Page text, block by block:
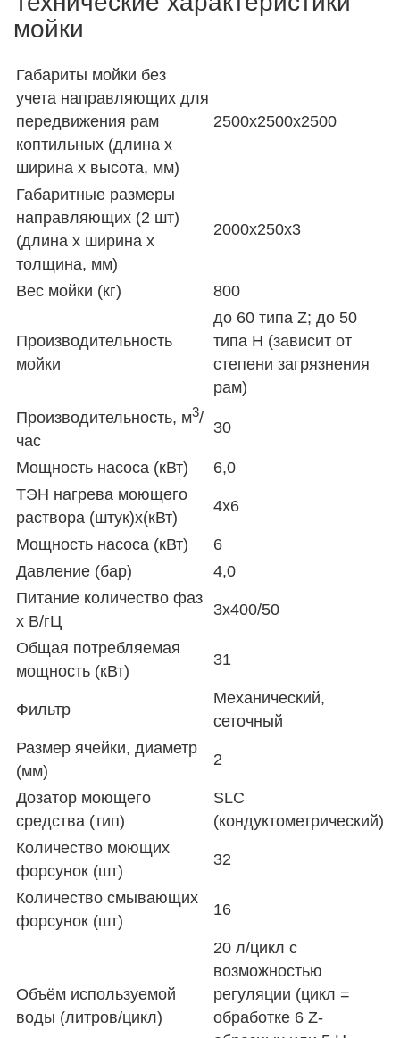
мойки
Габариты мойки без
учета направляющих для
передвижения рам
коптильных (длина х
ширина х высота, мм)
2500х2500х2500
Габаритные размеры
направляющих (2 шт)
(длина х ширина х
толщина, мм)
2000х250х3
Вес мойки (кг) 800
Производительность
мойки
до 60 типа Z; до 50
типа Н (зависит от
степени загрязнения
рам)
Производительность, м3/
час
30
Мощность насоса (кВт)
6,0
ТЭН нагрева моющего
раствора (штук)х(кВт)
4х6
Мощность насоса (кВт)
6
Давление (бар)
4,0
Питание количество фаз
х В/гЦ
3x400/50
Общая потребляемая
мощность (кВт)
31
Фильтр
Механический,
сеточный
Размер ячейки, диаметр
(мм)
2
Дозатор моющего
средства (тип)
SLC
(кондуктометрический)
Количество моющих
форсунок (шт)
32
Количество смывающих
форсунок (шт)
16
Объём используемой
воды (литров/цикл)
20 л/цикл с
возможностью
регуляции (цикл =
обработке 6 Z-